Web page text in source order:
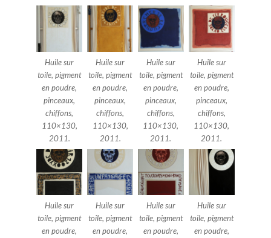
Huile sur
toile, pigment
en poudre,
pinceaux,
chiffons,
110×130,
2011.
Huile sur
toile, pigment
en poudre,
pinceaux,
chiffons,
110×130,
2011.
Huile sur
toile, pigment
en poudre,
pinceaux,
chiffons,
110×130,
2011.
Huile sur
toile, pigment
en poudre,
pinceaux,
chiffons,
110×130,
2011.
Huile sur
toile, pigment
en poudre,
Huile sur
toile, pigment
en poudre,
Huile sur
toile, pigment
en poudre,
Huile sur
toile, pigment
en poudre,